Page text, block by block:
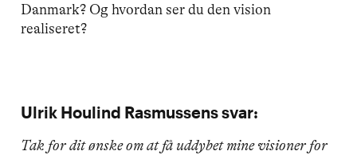
Danmark? Og hvordan ser du den vision
realiseret?
Ulrik Houlind Rasmussens svar:
Tak for dit ønske om at få uddybet mine visioner for